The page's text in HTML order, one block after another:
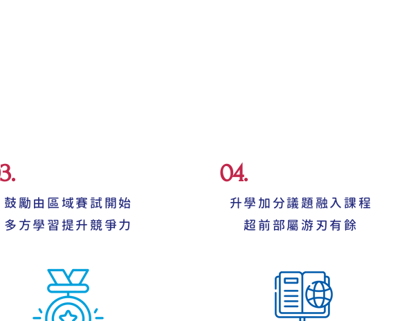
鼓勵由區域賽試開始
​多方學習提升競爭力
04.
升學加分議題融入課程
​超前部屬游刃有餘